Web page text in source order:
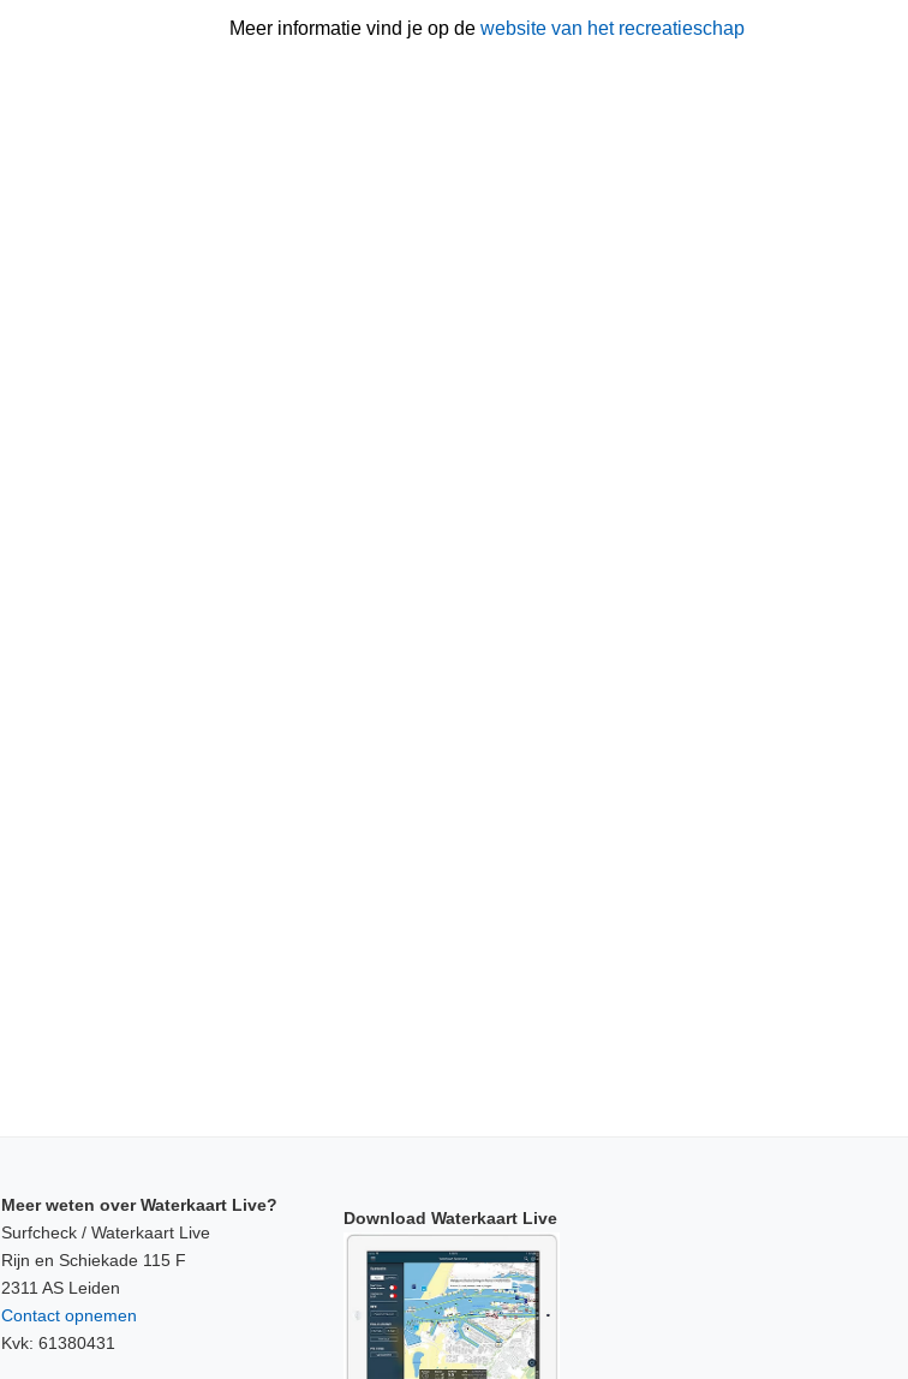
Meer informatie vind je op de website van het recreatieschap
Meer weten over Waterkaart Live?
Surfcheck / Waterkaart Live
Rijn en Schiekade 115 F
2311 AS Leiden
Contact opnemen
Kvk: 61380431
Download Waterkaart Live